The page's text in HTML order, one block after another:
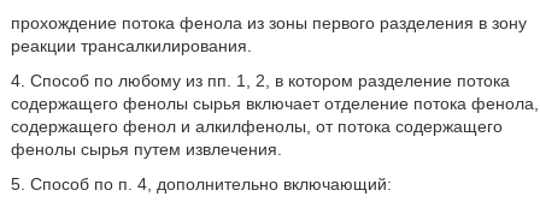
прохождение потока фенола из зоны первого разделения в зону
реакции трансалкилирования.
4. Способ по любому из пп. 1, 2, в котором разделение потока
содержащего фенолы сырья включает отделение потока фенола,
содержащего фенол и алкилфенолы, от потока содержащего
фенолы сырья путем извлечения.
5. Способ по п. 4, дополнительно включающий: